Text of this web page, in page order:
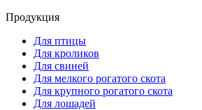
Продукция
Для птицы
Для кроликов
Для свиней
Для мелкого рогатого скота
Для крупного рогатого скота
Для лошадей